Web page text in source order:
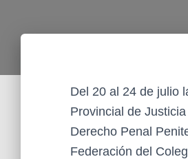
Del 20 al 24 de julio
Provincial de
Derecho Penal
Federación del